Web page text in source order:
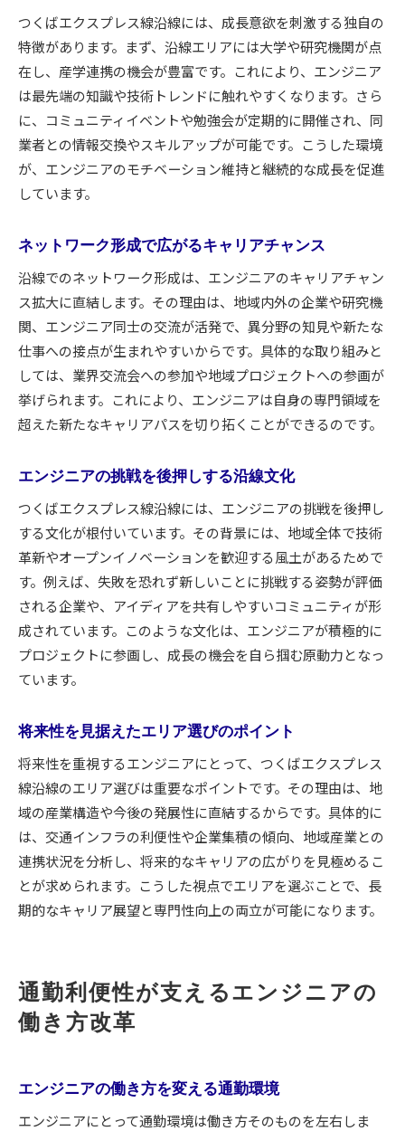
つくばエクスプレス線沿線には、成長意欲を刺激する独自の
特徴があります。まず、沿線エリアには大学や研究機関が点
在し、産学連携の機会が豊富です。これにより、エンジニア
は最先端の知識や技術トレンドに触れやすくなります。さら
に、コミュニティイベントや勉強会が定期的に開催され、同
業者との情報交換やスキルアップが可能です。こうした環境
が、エンジニアのモチベーション維持と継続的な成長を促進
しています。
ネットワーク形成で広がるキャリアチャンス
沿線でのネットワーク形成は、エンジニアのキャリアチャン
ス拡大に直結します。その理由は、地域内外の企業や研究機
関、エンジニア同士の交流が活発で、異分野の知見や新たな
仕事への接点が生まれやすいからです。具体的な取り組みと
しては、業界交流会への参加や地域プロジェクトへの参画が
挙げられます。これにより、エンジニアは自身の専門領域を
超えた新たなキャリアパスを切り拓くことができるのです。
エンジニアの挑戦を後押しする沿線文化
つくばエクスプレス線沿線には、エンジニアの挑戦を後押し
する文化が根付いています。その背景には、地域全体で技術
革新やオープンイノベーションを歓迎する風土があるためで
す。例えば、失敗を恐れず新しいことに挑戦する姿勢が評価
される企業や、アイディアを共有しやすいコミュニティが形
成されています。このような文化は、エンジニアが積極的に
プロジェクトに参画し、成長の機会を自ら掴む原動力となっ
ています。
将来性を見据えたエリア選びのポイント
将来性を重視するエンジニアにとって、つくばエクスプレス
線沿線のエリア選びは重要なポイントです。その理由は、地
域の産業構造や今後の発展性に直結するからです。具体的に
は、交通インフラの利便性や企業集積の傾向、地域産業との
連携状況を分析し、将来的なキャリアの広がりを見極めるこ
とが求められます。こうした視点でエリアを選ぶことで、長
期的なキャリア展望と専門性向上の両立が可能になります。
通勤利便性が支えるエンジニアの
働き方改革
エンジニアの働き方を変える通勤環境
エンジニアにとって通勤環境は働き方そのものを左右しま